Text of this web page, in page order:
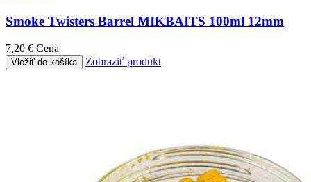
Smoke Twisters Barrel MIKBAITS 100ml 12mm
7,20 € Cena
Vložiť do košíka Zobraziť produkt